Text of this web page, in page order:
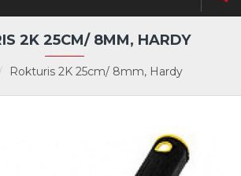
Rokturis 2K 25cm/ 8mm, Hardy
2K 25CM/ 8MM, HARDY